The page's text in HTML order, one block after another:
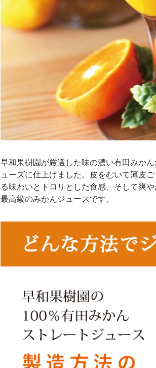
早和果樹園が厳選した味の濃い有田みか
ューズに仕上げました。皮をむいて薄皮
る味わいとトロリとした食感、そして爽
最高級のみかんジュースです。